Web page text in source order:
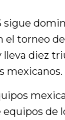
sigue
el torneo
lleva diez
mexicanos.
de